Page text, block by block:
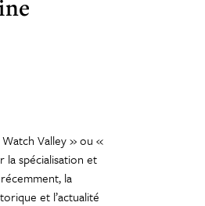
Valley » ou «
spécialisation et
la
et l’actualité